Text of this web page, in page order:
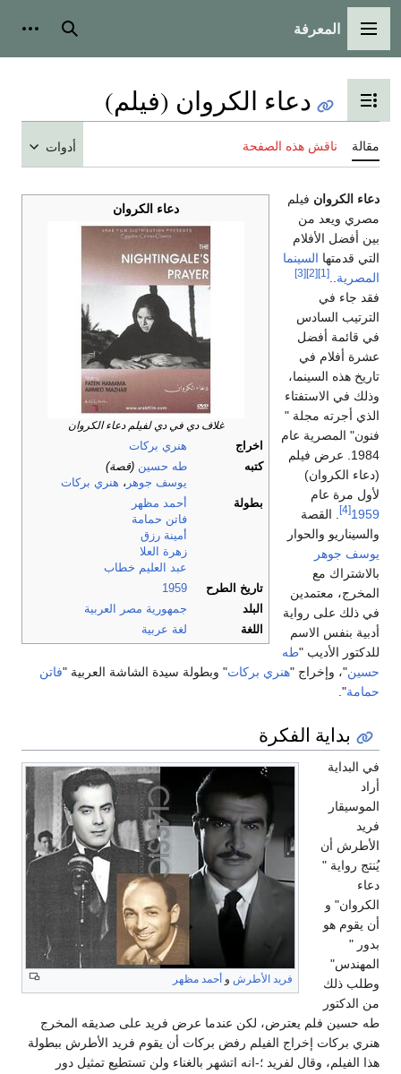
القائمة الرئيسية
المعرفة بحث
تبديل عرض جدول المحتويات
دعاء الكروان (فيلم)
مقالة ناقش هذه الصفحة أدوات
دعاء الكروان
غلاف دي في دي لفيلم دعاء الكروان
اخراج
هنري بركات
كتبه
طه حسين (قصة)
يوسف جوهر ، هنري بركات
بطولة
أحمد مظهر
فاتن حمامة
أمينة رزق
زهرة العلا
عبد العليم خطاب
تاريخ الطرح
1959
البلد
جمهورية مصر العربية
اللغة
لغة عربية
دعاء الكروان فيلم
مصري ويعد من
بين أفضل الأفلام
التي قدمتها السينما
المصرية
[1]
[2]
[3]
فقد جاء في
الترتيب السادس
في قائمة أفضل
عشرة أفلام في
تاريخ هذه السينما،
وذلك في الاستفتاء
الذي أجرته مجلة "
فنون" المصرية عام
1984. عرض فيلم
(دعاء الكروان)
لأول مرة عام
1959
[4]
. القصة
والسيناريو والحوار
يوسف جوهر
بالاشتراك مع
المخرج، معتمدين
في ذلك على رواية
أدبية بنفس الاسم
للدكتور الأديب "طه
حسين"، وإخراج "هنري بركات" وبطولة سيدة الشاشة العربية "فاتن
حمامة".
بداية الفكرة
فريد الأطرش و أحمد مظهر
في البداية
أراد
الموسيقار
فريد
الأطرش أن
يُنتج رواية "
دعاء
الكروان" و
أن يقوم هو
بدور "
المهندس"
وطلب ذلك
من الدكتور
طه حسين فلم يعترض، لكن عندما عرض فريد على صديقه المخرج
هنري بركات إخراج الفيلم رفض بركات أن يقوم فريد الأطرش ببطولة
هذا الفيلم، وقال لفريد ؛-انه اتشهر بالغناء ولن تستطيع تمثيل دور